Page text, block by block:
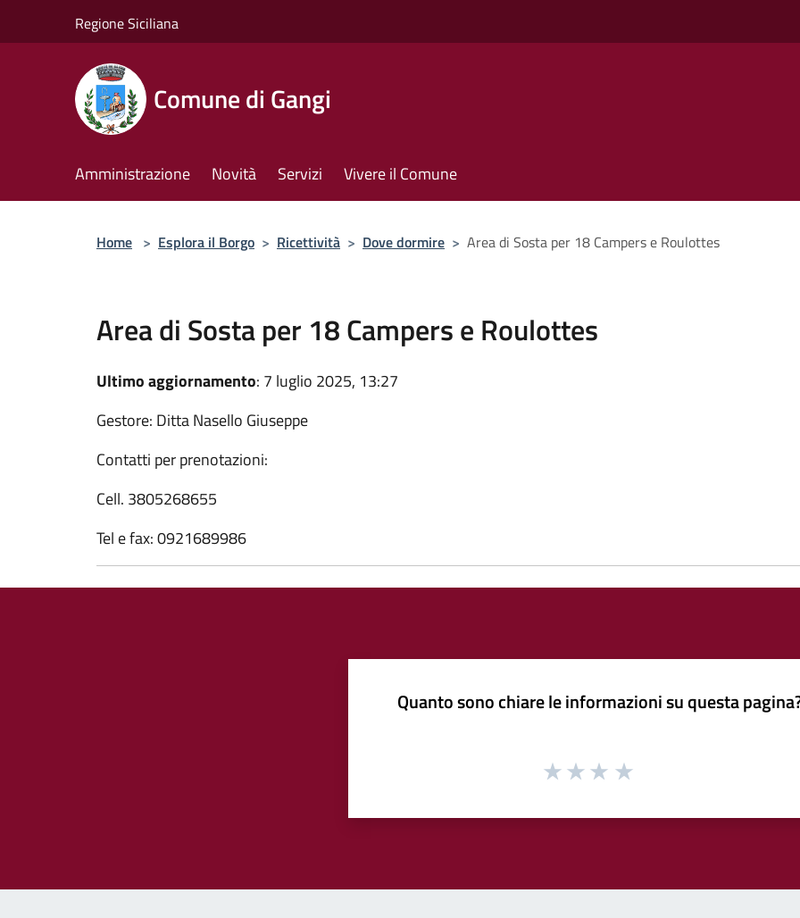
Regione Siciliana
Comune di Gangi
Amministrazione Novità Servizi Vivere il Comune
Home > Esplora il Borgo > Ricettività > Dove dormire > Area di Sosta per 18 Campers e Roulottes
Area di Sosta per 18 Campers e Roulottes
Ultimo aggiornamento: 7 luglio 2025, 13:27
Gestore: Ditta Nasello Giuseppe
Contatti per prenotazioni:
Cell. 3805268655
Tel e fax: 0921689986
Quanto sono chiare le informazioni su questa